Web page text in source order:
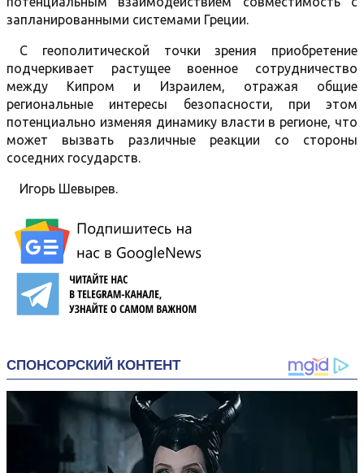
запланированными системами Греции.
С геополитической точки зрения приобретение
подчеркивает растущее военное сотрудничество
между Кипром и Израилем, отражая общие
региональные интересы безопасности, при этом
потенциально изменяя динамику власти в регионе, что
может вызвать различные реакции со стороны
соседних государств.
Игорь Шевырев.